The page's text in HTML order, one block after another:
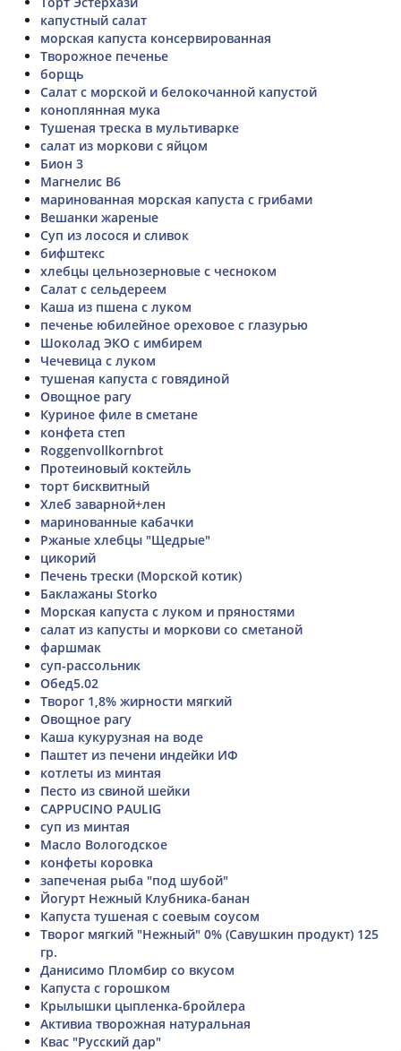
капустный салат
морская капуста консервированная
Творожное печенье
борщь
Салат с морской и белокочанной капустой
коноплянная мука
Тушеная треска в мультиварке
салат из моркови с яйцом
Бион 3
Магнелис B6
маринованная морская капуста с грибами
Вешанки жареные
Суп из лосося и сливок
бифштекс
хлебцы цельнозерновые с чесноком
Салат с сельдереем
Каша из пшена с луком
печенье юбилейное ореховое с глазурью
Шоколад ЭКО с имбирем
Чечевица с луком
тушеная капуста с говядиной
Овощное рагу
Куриное филе в сметане
конфета степ
Roggenvollkornbrot
Протеиновый коктейль
торт бисквитный
Хлеб заварной+лен
маринованные кабачки
Ржаные хлебцы "Щедрые"
цикорий
Печень трески (Морской котик)
Баклажаны Storko
Морская капуста с луком и пряностями
салат из капусты и моркови со сметаной
фаршмак
суп-рассольник
Обед5.02
Творог 1,8% жирности мягкий
Овощное рагу
Каша кукурузная на воде
Паштет из печени индейки ИФ
котлеты из минтая
Песто из свиной шейки
CAPPUCINO PAULIG
суп из минтая
Масло Вологодское
конфеты коровка
запеченая рыба "под шубой"
Йогурт Нежный Клубника-банан
Капуста тушеная с соевым соусом
Творог мягкий "Нежный" 0% (Савушкин продукт) 125
гр.
Данисимо Пломбир со вкусом
Капуста с горошком
Крылышки цыпленка-бройлера
Активиа творожная натуральная
Квас "Русский дар"